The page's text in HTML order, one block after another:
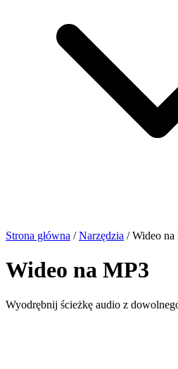
Strona główna / Narzędzia / Wideo na
Wideo na MP3
Wyodrębnij ścieżkę audio z